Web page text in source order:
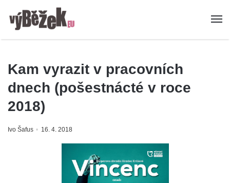
Kam vyrazit v pracovních
dnech (pošestnácté v roce
2018)
Ivo Šafus 16. 4. 2018